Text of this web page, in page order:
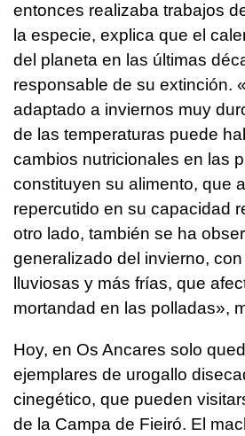
entonces realizaba trabajos
la especie, explica que el
del planeta en las últimas
responsable de su extinción.
adaptado a inviernos muy
de las temperaturas puede
cambios nutricionales en las
constituyen su alimento, que
repercutido en su capacidad
otro lado, también se ha
generalizado del invierno,
lluviosas y más frías, que
mortandad en las polladas»,
Hoy, en Os Ancares solo
ejemplares de urogallo
cinegético, que pueden
de la Campa de Fieiró. El